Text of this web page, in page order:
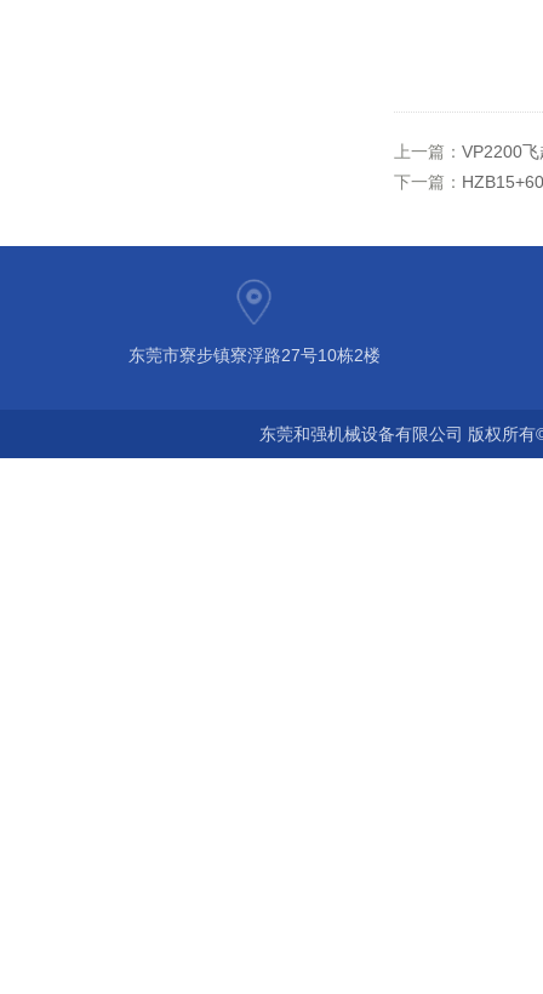
上一篇： VP2200
下一篇：
东莞市寮步镇寮浮路27号10栋2楼
东莞和强机械设备有限公司 版权所